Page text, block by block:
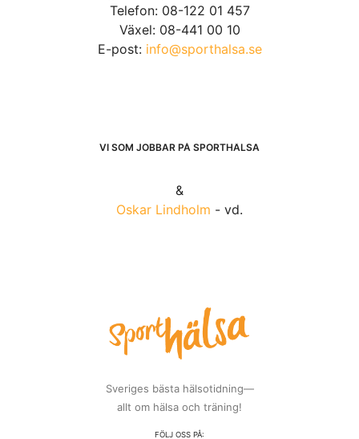
Telefon: 08-122 01 457
Växel: 08-441 00 10
E-post: info@sporthalsa.se
VI SOM JOBBAR PÅ SPORTHÄLSA
&
Oskar Lindholm - vd.
Sveriges bästa hälsotidning—
allt om hälsa och träning!
FÖLJ OSS PÅ: